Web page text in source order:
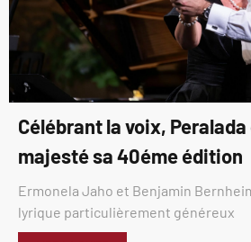
Célébrant la voix,
majesté sa 40éme édition
Ermonela Jaho et Benjamin
lyrique particulièrement généreux